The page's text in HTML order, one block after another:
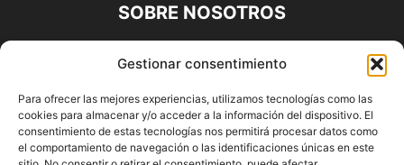
Gestionar consentimiento
Para ofrecer las mejores experiencias, utilizamos tecnologías como las
cookies para almacenar y/o acceder a la información del dispositivo. El
consentimiento de estas tecnologías nos permitirá procesar datos como
el comportamiento de navegación o las identificaciones únicas en este
SOBRE NOSOTROS
Diario Alhaurín (www.alhaurindelatorre.com) Propiedad de
Francisco E. López López | 639 95 71 95 | Noticias de
Alhaurín de la Torre, Málaga y Provincia|
Contáctanos:info@alhaurindelatorre.com